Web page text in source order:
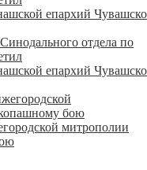
отдела по
епархий
митрополии